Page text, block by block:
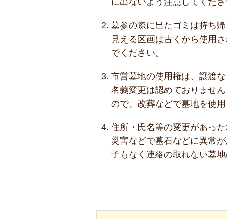
に出ないよう注意してくださ
墓参の際に出たゴミは持ち
見える区画は古くから使用
でください。
市営墓地の使用権は、譲渡
名義変更は認めておりませ
ので、改葬などで墓地を使
住所・氏名等の変更があっ
災害などで墓石などに異常
子もなく連絡の取れない墓